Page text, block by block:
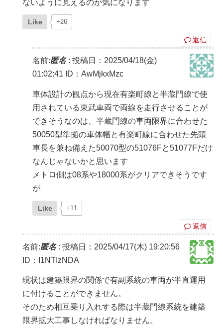
ないように見えるのが気になります
Like +26
返信
名前:匿名: 投稿日：2025/04/18(金)
01:02:41
ID：AwMjkxMzc
車体設計の観点から現在有楽町線と半蔵門線で使
用されている東武車両で両線を走行させることが
できそうなのは、半蔵門線の車両限界に合わせた
50050型準拠の車体幅と有楽町線に合わせた先頭
車長を兼ね備えた50070型の51076Fと51077Fだけ
なんじゃないかと思います
メトロ側は08系や18000系がクリアできそうです
が
Like +11
返信
名前:匿名: 投稿日：2025/04/17(木) 19:20:56
ID：I1NTIzNDA
現状は建築限界の関係で有副系統の車両が半直運用
に付けることができません。
そのため相互乗り入れする際は半蔵門線系統を建築
限界拡大工事しなければなりません。